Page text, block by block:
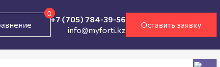
0
+7 (705) 784-39-56
info@myforti.kz
Оставить заявку